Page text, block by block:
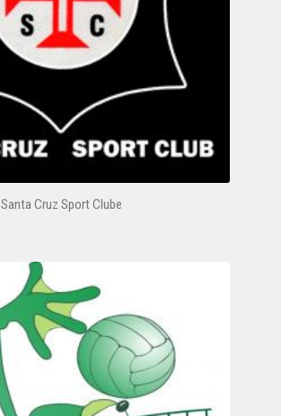
Santa Cruz Sport Clube